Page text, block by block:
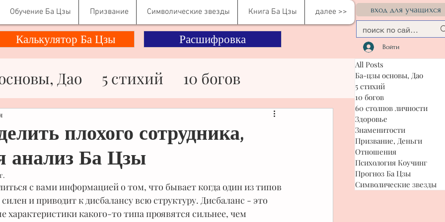
Обучение Ба Цзы Призвание Символические звезды Книга Ба Цзы далее >>
Калькулятор Ба Цзы Расшифровка
вход для учащихся
Войти
Дао 5 стихий
10 богов
Отношения
Психология Коучинг
Символические звезды
плохого сотрудника,
анализ Ба Цзы
с вами информацией о том, что бывает когда один из типов
и приводит к дисбалансу всю структуру. Дисбаланс - это
характеристики какого-то типа проявятся сильнее, чем
All Posts
Ба-цзы основы, Дао
5 стихий
10 богов
60 столпов личности
Здоровье
Знаменитости
Призвание, Деньги
Отношения
Психология Коучинг
Прогноз Ба Цзы
Символические звезды